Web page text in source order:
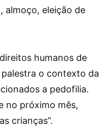
almoço, eleição de
humanos de
palestra o contexto da
a pedofilia.
no próximo mês,
crianças”.